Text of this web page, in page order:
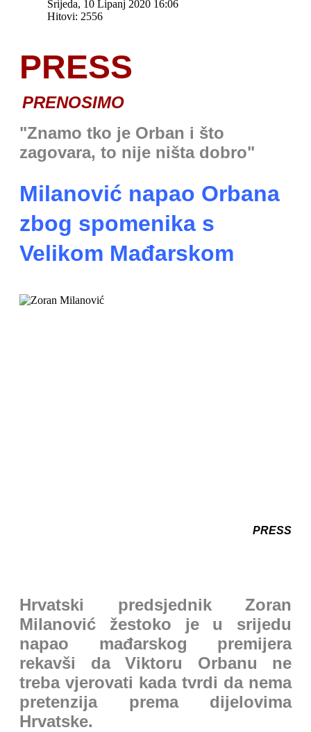
Srijeda, 10 Lipanj 2020 16:06
Hitovi: 2556
PRESS
PRENOSIMO
"Znamo tko je Orban i što
zagovara, to nije ništa dobro"
Milanović napao Orbana
zbog spomenika s
Velikom Mađarskom
PRESS
Hrvatski predsjednik Zoran
Milanović žestoko je u srijedu
napao mađarskog premijera
rekavši da Viktoru Orbanu ne
treba vjerovati kada tvrdi da nema
pretenzija prema dijelovima
Hrvatske.